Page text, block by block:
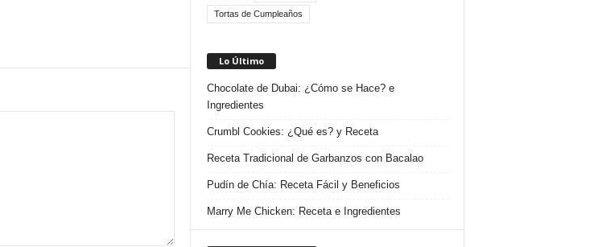
Tortas de Cumpleaños
Lo Último
Chocolate de Dubai: ¿Cómo se Hace? e
Ingredientes
Crumbl Cookies: ¿Qué es? y Receta
Receta Tradicional de Garbanzos con Bacalao
Pudín de Chía: Receta Fácil y Beneficios
Marry Me Chicken: Receta e Ingredientes